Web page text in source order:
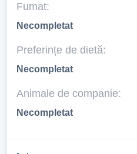
Fumat:
Necompletat
Preferințe de dietă:
Necompletat
Animale de companie:
Necompletat